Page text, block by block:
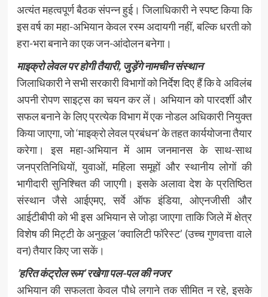
अत्यंत महत्वपूर्ण बैठक संपन्न हुई। जिलाधिकारी ने स्पष्ट किया कि
इस वर्ष का महा-अभियान केवल रस्म अदायगी नहीं, बल्कि धरती को
हरा-भरा बनाने का एक जन-आंदोलन बनेगा।
माइक्रो लेवल पर होगी तैयारी, जुड़ेंगे नामचीन संस्थान
जिलाधिकारी ने सभी सरकारी विभागों को निर्देश दिए हैं कि वे अविलंब
अपनी रोपण साइट्स का चयन कर लें। अभियान को पारदर्शी और
सफल बनाने के लिए प्रत्येक विभाग में एक नोडल अधिकारी नियुक्त
किया जाएगा, जो ‘माइक्रो लेवल प्रबंधन’ के तहत कार्ययोजना तैयार
करेगा। इस महा-अभियान में आम जनमानस के साथ-साथ
जनप्रतिनिधियों, युवाओं, महिला समूहों और स्थानीय लोगों की
भागीदारी सुनिश्चित की जाएगी। इसके अलावा देश के प्रतिष्ठित
संस्थान जैसे आईएमए, सर्वे ऑफ इंडिया, ओएनजीसी और
आईटीबीपी को भी इस अभियान से जोड़ा जाएगा ताकि जिले में क्षेत्र
विशेष की मिट्टी के अनुकूल ‘क्वालिटी फॉरेस्ट’ (उच्च गुणवत्ता वाले
वन) तैयार किए जा सकें।
’हरित कंट्रोल रूम’ रखेगा पल-पल की नजर
अभियान की सफलता केवल पौधे लगाने तक सीमित न रहे, इसके